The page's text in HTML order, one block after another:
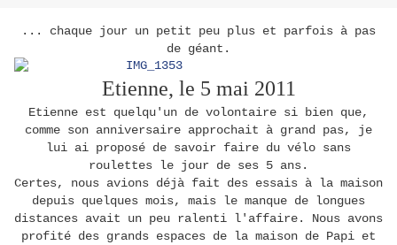
... chaque jour un petit peu plus et parfois à pas
de géant.
Etienne, le 5 mai 2011
Etienne est quelqu'un de volontaire si bien que,
comme son anniversaire approchait à grand pas, je
lui ai proposé de savoir faire du vélo sans
roulettes le jour de ses 5 ans.
Certes, nous avions déjà fait des essais à la maison
depuis quelques mois, mais le manque de longues
distances avait un peu ralenti l'affaire. Nous avons
profité des grands espaces de la maison de Papi et